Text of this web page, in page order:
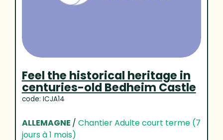
Feel the historical heritage in
centuries-old Bedheim Castle
code: ICJA14
ALLEMAGNE / Chantier Adulte court terme (7
jours à 1 mois)